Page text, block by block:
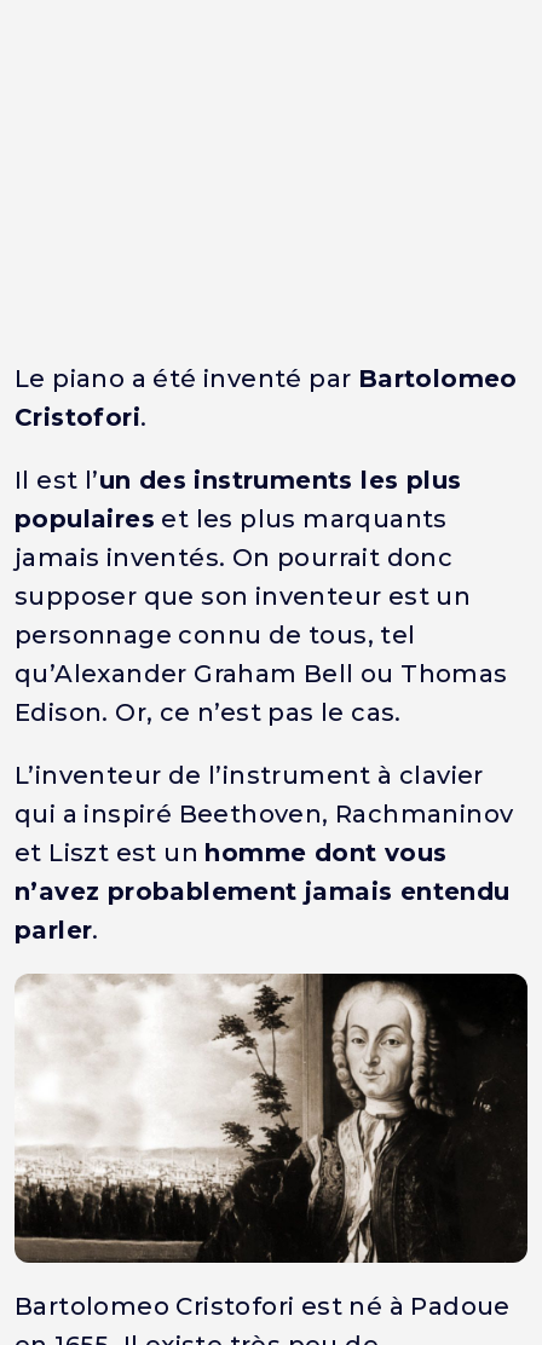
Le piano a été inventé par Bartolomeo
Cristofori.
Il est l’un des instruments les plus
populaires et les plus marquants
jamais inventés. On pourrait donc
supposer que son inventeur est un
personnage connu de tous, tel
qu’Alexander Graham Bell ou Thomas
Edison. Or, ce n’est pas le cas.
L’inventeur de l’instrument à clavier
qui a inspiré Beethoven, Rachmaninov
et Liszt est un homme dont vous
n’avez probablement jamais entendu
parler.
Bartolomeo Cristofori est né à Padoue